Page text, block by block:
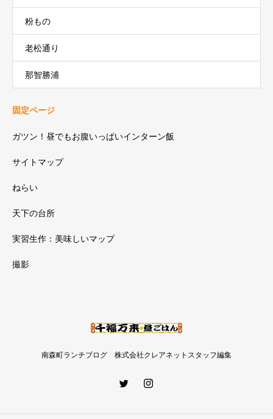
粉もの
老松通り
那智勝浦
固定ページ
ガツン！昼でもお腹いっぱいインターン飯
サイトマップ
ねらい
天下の台所
実習生作：美味しいマップ
撮影
南森町ランチブログ 株式会社クレアネットスタッフ編集